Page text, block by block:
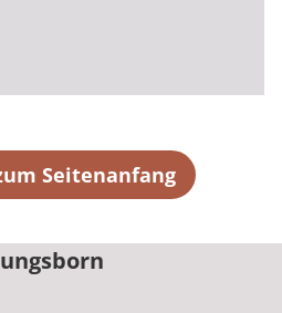
Seitenanfang